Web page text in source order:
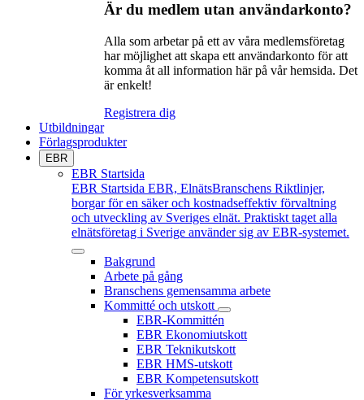
Är du medlem utan användarkonto?
Alla som arbetar på ett av våra medlemsföretag
har möjlighet att skapa ett användarkonto för att
komma åt all information här på vår hemsida. Det
är enkelt!
Registrera dig
Utbildningar
Förlagsprodukter
EBR
EBR Startsida
EBR Startsida EBR, ElnätsBranschens Riktlinjer,
borgar för en säker och kostnadseffektiv förvaltning
och utveckling av Sveriges elnät. Praktiskt taget alla
elnätsföretag i Sverige använder sig av EBR-systemet.
Bakgrund
Arbete på gång
Branschens gemensamma arbete
Kommitté och utskott
EBR-Kommittén
EBR Ekonomiutskott
EBR Teknikutskott
EBR HMS-utskott
EBR Kompetensutskott
För yrkesverksamma